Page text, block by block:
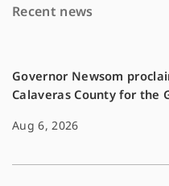
o
Recent news
Governor Newsom
Calaveras County for the
Aug 6, 2026